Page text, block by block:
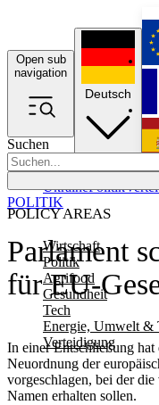
Open sub
navigation
Suchen
POLICY AREAS
Wirtschaft
Politik
Agrifood
Gesundheit
Tech
Energie, Umwelt &
Verteidigung
UkrainePolitik
Deutsch
Parlament
für EU-
In einer Entschließung hat
Neuordnung der
vorgeschlagen, bei der
Namen erhalten sollen.
POLITIK